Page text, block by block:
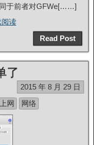
于前者对GFWe[……]
读
Read Post
了
2015 年 8 月 29 日
网 网络